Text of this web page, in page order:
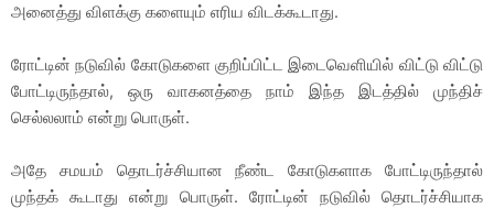
அனைத்து விளக்கு களையும் எரிய விடக்கூடாது.
ரோட்டின் நடுவில் கோடுகளை குறிப்பிட்ட இடைவெளியில் விட்டு விட்டு
போட்டிருந்தால், ஒரு வாகனத்தை நாம் இந்த இடத்தில் முந்திச்
செல்லலாம் என்று பொருள்.
அதே சமயம் தொடர்ச்சியான நீண்ட கோடுகளாக போட்டிருந்தால்
முந்தக் கூடாது என்று பொருள். ரோட்டின் நடுவில் தொடர்ச்சியாக